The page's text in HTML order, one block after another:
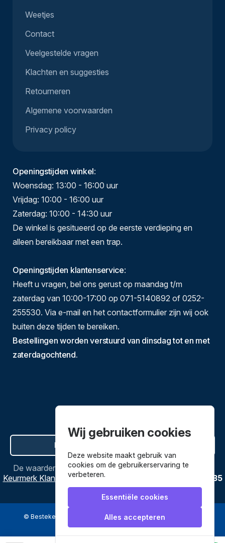
Weetjes
Contact
Veelgestelde vragen
Klachten en suggesties
Retourneren
Algemene voorwaarden
Privacy policy
Openingstijden winkel:
Woensdag: 13:00 - 16:00 uur
Vrijdag: 10:00 - 16:00 uur
Zaterdag: 10:00 - 14:30 uur
De winkel is gesitueerd op de eerste verdieping en
alleen bereikbaar met een trap.
Openingstijden klantenservice:
Heeft u vragen, bel ons gerust op maandag t/m
zaterdag van 10:00-17:00 op 071-5140892 of 0252-
255530. Via e-mail en het contactformulier zijn wij ook
buiten deze tijden te bereiken.
Bestellingen worden verstuurd van dinsdag tot en met
zaterdagochtend.
Hier de overeenkomst ontbinden
De waardering vanBestekenpannen.nlbijWebwinkel
Keurmerk Klantbeoordelingen
3635
reviews.
© Bestekenpannen.nl 2026 een webshop van
Wij gebruiken cookies
Deze website maakt gebruik van
cookies om de gebruikerservaring te
verbeteren.
Essentiële cookies
Alles accepteren